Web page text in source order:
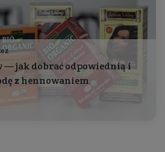
— jak dobrać odpowiednią i
z hennowaniem